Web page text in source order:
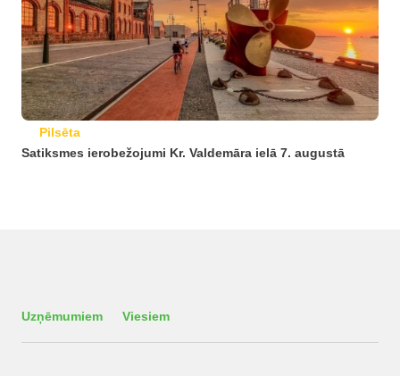
Pilsēta
Satiksmes ierobežojumi Kr. Valdemāra ielā 7. augustā
Uzņēmumiem Viesiem